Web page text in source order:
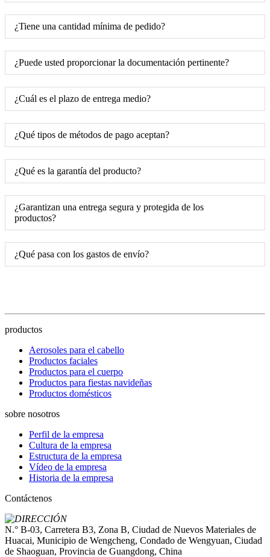
¿Tiene una cantidad mínima de pedido?
¿Puede usted proporcionar la documentación pertinente?
¿Cuál es el plazo de entrega medio?
¿Qué tipos de métodos de pago aceptan?
¿Qué es la garantía del producto?
¿Garantizan una entrega segura y protegida de los
productos?
¿Qué pasa con los gastos de envío?
productos
Aerosoles para el cabello
Productos faciales
Productos para el cuerpo
Productos para fiestas navideñas
Productos domésticos
sobre nosotros
Perfil de la empresa
Cultura de la empresa
Estructura de la empresa
Vídeo de la empresa
Historia de la empresa
Contáctenos
N.° B-03, Carretera B3, Zona B, Ciudad de Nuevos Materiales de
Huacai, Municipio de Wengcheng, Condado de Wengyuan, Ciudad
de Shaoguan, Provincia de Guangdong, China